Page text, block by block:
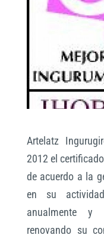
Artelatz
2012 el
de acuerdo a la
en su
anualmente y
renovando su